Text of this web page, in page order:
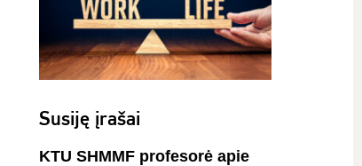
Susiję įrašai
KTU SHMMF profesorė apie